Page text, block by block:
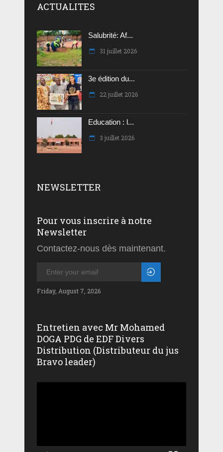
ACTUALITES
Salubrité: Af...
31 juillet 2026
3e édition du...
22 juillet 2026
Education : l...
3 juillet 2026
NEWSLETTER
Pour vous inscrire à notre
Newsletter
Contactez-nous dès maintenant.
Friday, August 7, 2026
Entretien avec Mr Mohamed
DOGA PDG de EDF Divers
Distribution (Distributeur du jus
Bravo leader)